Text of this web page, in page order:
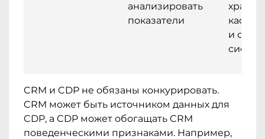
анализировать
показатели
касс,
и
систем
CRM и CDP не обязаны конкурировать.
CRM может быть источником данных для
CDP, а CDP может обогащать CRM
поведенческими признаками. Например,